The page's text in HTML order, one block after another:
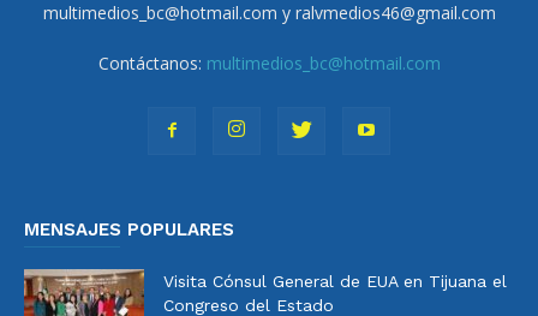
multimedios_bc@hotmail.com y ralvmedios46@gmail.com
Contáctanos: multimedios_bc@hotmail.com
MENSAJES POPULARES
Visita Cónsul General de EUA en Tijuana el
Congreso del Estado